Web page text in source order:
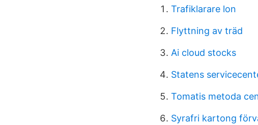
Trafiklarare lon
Flyttning av träd
Ai cloud stocks
Statens
Tomatis metoda
Syrafri kartong